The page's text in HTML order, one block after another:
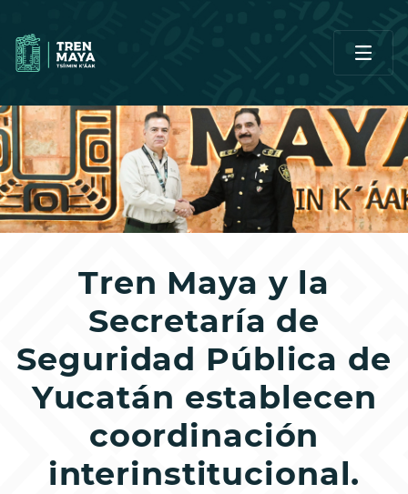
Tren Maya y la
Secretaría de
Seguridad Pública de
Yucatán establecen
coordinación
interinstitucional.